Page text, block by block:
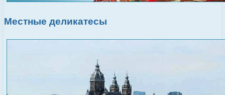
Местные деликатесы